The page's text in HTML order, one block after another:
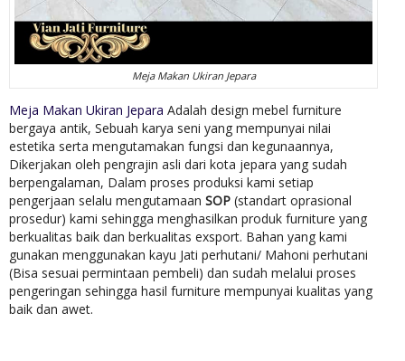
Meja Makan Ukiran Jepara
Meja Makan Ukiran Jepara Adalah design mebel furniture
bergaya antik, Sebuah karya seni yang mempunyai nilai
estetika serta mengutamakan fungsi dan kegunaannya,
Dikerjakan oleh pengrajin asli dari kota jepara yang sudah
berpengalaman, Dalam proses produksi kami setiap
pengerjaan selalu mengutamaan SOP (standart oprasional
prosedur) kami sehingga menghasilkan produk furniture yang
berkualitas baik dan berkualitas exsport. Bahan yang kami
gunakan menggunakan kayu Jati perhutani/ Mahoni perhutani
(Bisa sesuai permintaan pembeli) dan sudah melalui proses
pengeringan sehingga hasil furniture mempunyai kualitas yang
baik dan awet.